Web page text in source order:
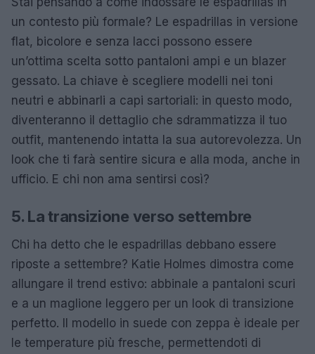
un contesto più formale? Le espadrillas in versione
flat, bicolore e senza lacci possono essere
un’ottima scelta sotto pantaloni ampi e un blazer
gessato. La chiave è scegliere modelli nei toni
neutri e abbinarli a capi sartoriali: in questo modo,
diventeranno il dettaglio che sdrammatizza il tuo
outfit, mantenendo intatta la sua autorevolezza. Un
look che ti farà sentire sicura e alla moda, anche in
ufficio. E chi non ama sentirsi così?
5. La transizione verso settembre
Chi ha detto che le espadrillas debbano essere
riposte a settembre? Katie Holmes dimostra come
allungare il trend estivo: abbinale a pantaloni scuri
e a un maglione leggero per un look di transizione
perfetto. Il modello in suede con zeppa è ideale per
le temperature più fresche, permettendoti di